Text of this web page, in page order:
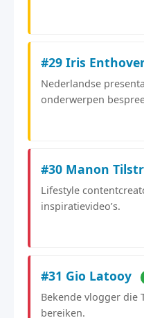
#29 Iris
Nederlandse
onderwerpen
#30 Manon
Lifestyle
inspiratievideo’s.
#31 Gio Latooy
Bekende vlogger die
bereiken.